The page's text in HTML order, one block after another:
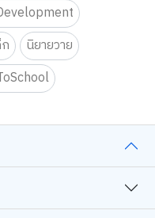
นิยายวาย